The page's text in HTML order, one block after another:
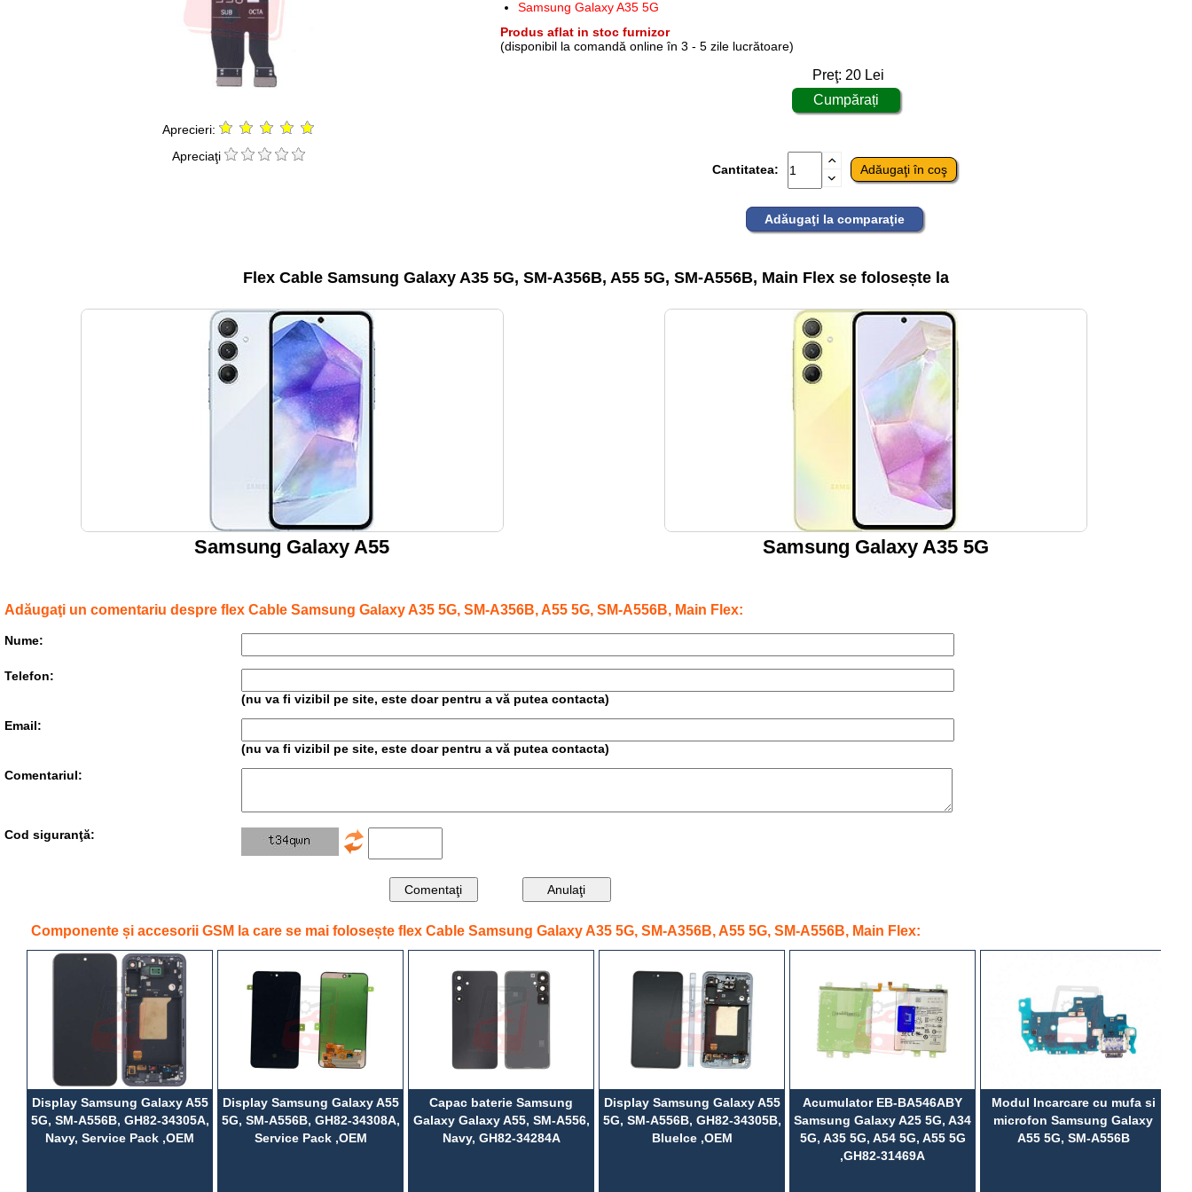
Aprecieri:
Apreciaţi
Samsung Galaxy A35 5G
Produs aflat in stoc furnizor
(disponibil la comandă online în 3 - 5 zile lucrătoare)
Preţ: 20 Lei
Cantitatea:
Adăugaţi la comparaţie
Flex Cable Samsung Galaxy A35 5G, SM-A356B, A55 5G, SM-A556B, Main Flex se folosește la
Samsung Galaxy A55 Samsung Galaxy A35 5G
Adăugaţi un comentariu despre flex Cable Samsung Galaxy A35 5G, SM-A356B, A55 5G, SM-A556B, Main Flex:
Nume:
Telefon:
(nu va fi vizibil pe site, este doar pentru a vă putea contacta)
Email:
(nu va fi vizibil pe site, este doar pentru a vă putea contacta)
Comentariul:
Cod siguranţă:
Componente și accesorii GSM la care se mai folosește flex Cable Samsung Galaxy A35 5G, SM-A356B, A55 5G, SM-A556B, Main Flex:
Display Samsung Galaxy A55
5G, SM-A556B, GH82-34305A,
Navy, Service Pack ,OEM
Display Samsung Galaxy A55
5G, SM-A556B, GH82-34308A,
Service Pack ,OEM
Capac baterie Samsung
Galaxy Galaxy A55, SM-A556,
Navy, GH82-34284A
Display Samsung Galaxy A55
5G, SM-A556B, GH82-34305B,
BlueIce ,OEM
Acumulator EB-BA546ABY
Samsung Galaxy A25 5G, A34
5G, A35 5G, A54 5G, A55 5G
,GH82-31469A
Modul Incarcare cu mufa si
microfon Samsung Galaxy
A55 5G, SM-A556B